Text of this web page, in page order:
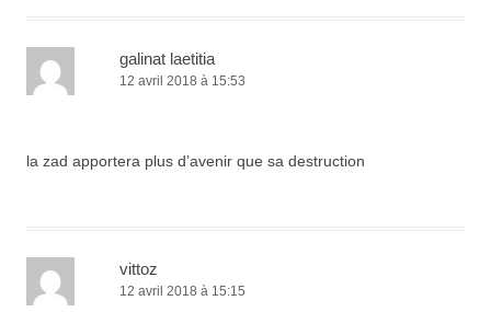
galinat laetitia
12 avril 2018 à 15:53
la zad apportera plus d’avenir que sa destruction
vittoz
12 avril 2018 à 15:15